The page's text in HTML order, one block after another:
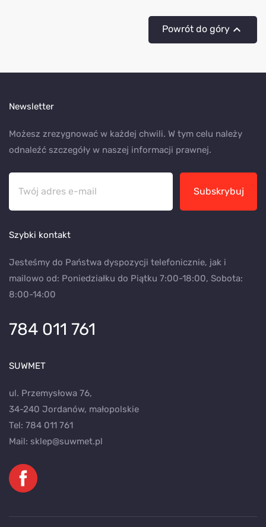
Powrót do góry
Newsletter
Możesz zrezygnować w każdej chwili. W tym celu należy
odnaleźć szczegóły w naszej informacji prawnej.
Subskrybuj
Szybki kontakt
Jesteśmy do Państwa dyspozycji telefonicznie, jak i
mailowo od: Poniedziałku do Piątku 7:00-18:00, Sobota:
8:00-14:00
784 011 761
SUWMET
ul. Przemysłowa 76,
34-240 Jordanów, małopolskie
Tel: 784 011 761
Mail: sklep@suwmet.pl